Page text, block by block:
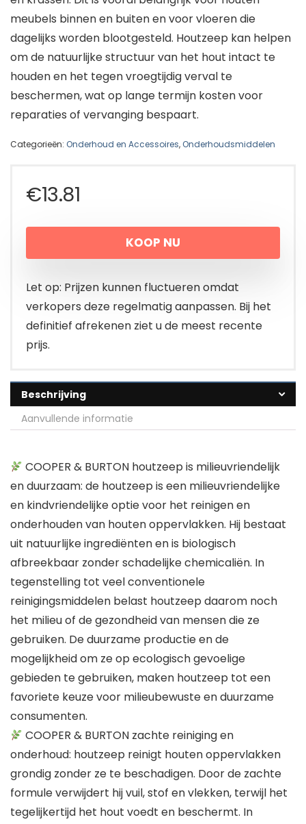
meubels binnen en buiten en voor vloeren die
dagelijks worden blootgesteld. Houtzeep kan helpen
om de natuurlijke structuur van het hout intact te
houden en het tegen vroegtijdig verval te
beschermen, wat op lange termijn kosten voor
reparaties of vervanging bespaart.
Categorieën: Onderhoud en Accessoires, Onderhoudsmiddelen
€13.81
KOOP NU
Let op: Prijzen kunnen fluctueren omdat
verkopers deze regelmatig aanpassen. Bij het
definitief afrekenen ziet u de meest recente
prijs.
Beschrijving
Aanvullende informatie
COOPER & BURTON houtzeep is milieuvriendelijk
en duurzaam: de houtzeep is een milieuvriendelijke
en kindvriendelijke optie voor het reinigen en
onderhouden van houten oppervlakken. Hij bestaat
uit natuurlijke ingrediënten en is biologisch
afbreekbaar zonder schadelijke chemicaliën. In
tegenstelling tot veel conventionele
reinigingsmiddelen belast houtzeep daarom noch
het milieu of de gezondheid van mensen die ze
gebruiken. De duurzame productie en de
mogelijkheid om ze op ecologisch gevoelige
gebieden te gebruiken, maken houtzeep tot een
favoriete keuze voor milieubewuste en duurzame
consumenten.
COOPER & BURTON zachte reiniging en
onderhoud: houtzeep reinigt houten oppervlakken
grondig zonder ze te beschadigen. Door de zachte
formule verwijdert hij vuil, stof en vlekken, terwijl het
tegelijkertijd het hout voedt en beschermt. In